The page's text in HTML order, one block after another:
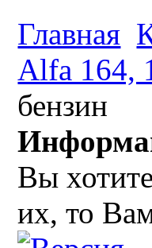
Главная
Alfa 164,
бензин
Вы
их, то